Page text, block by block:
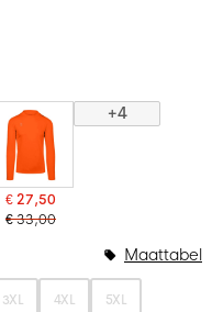
€ 27,50
€ 33,00
+4
3XL 4XL 5XL
Maattabel